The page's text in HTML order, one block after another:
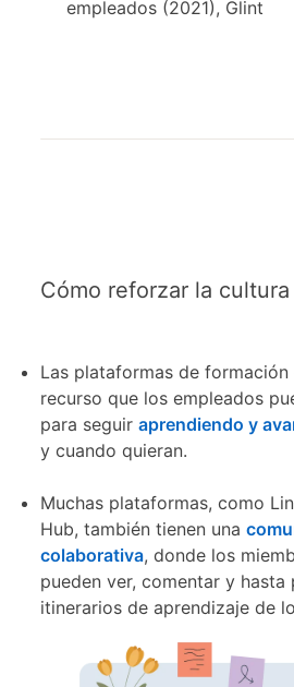
empleados (2021), Glint
Cómo reforzar la
Las plataformas de formación
recurso que los empleados
para seguiraprendiendo y
y cuando quieran.
Muchas plataformas, como
Hub, también tienen una
colaborativaopens in a new
, donde los
pueden ver, comentar y
itinerarios de aprendizaje de